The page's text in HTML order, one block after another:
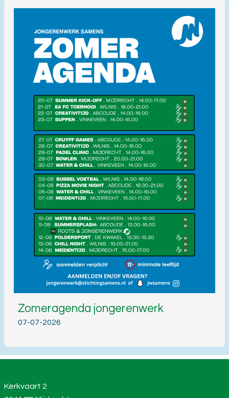
Zomeragenda jongerenwerk
07-07-2026
Kerkvaart 2